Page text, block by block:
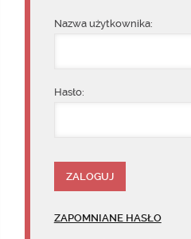
Nazwa użytkownika:
Hasło:
ZAPOMNIANE HASŁO